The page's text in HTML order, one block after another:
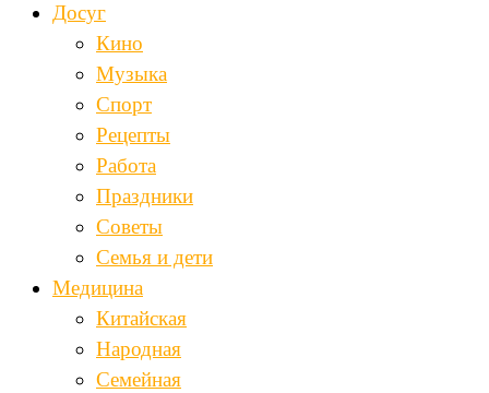
Досуг
Кино
Музыка
Спорт
Рецепты
Работа
Праздники
Советы
Семья и дети
Медицина
Китайская
Народная
Семейная